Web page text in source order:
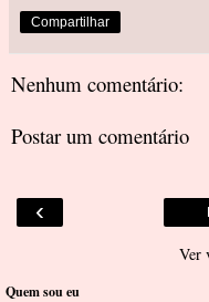
Compartilhar
Nenhum comentário:
Postar um comentário
‹
Ver
Quem sou eu